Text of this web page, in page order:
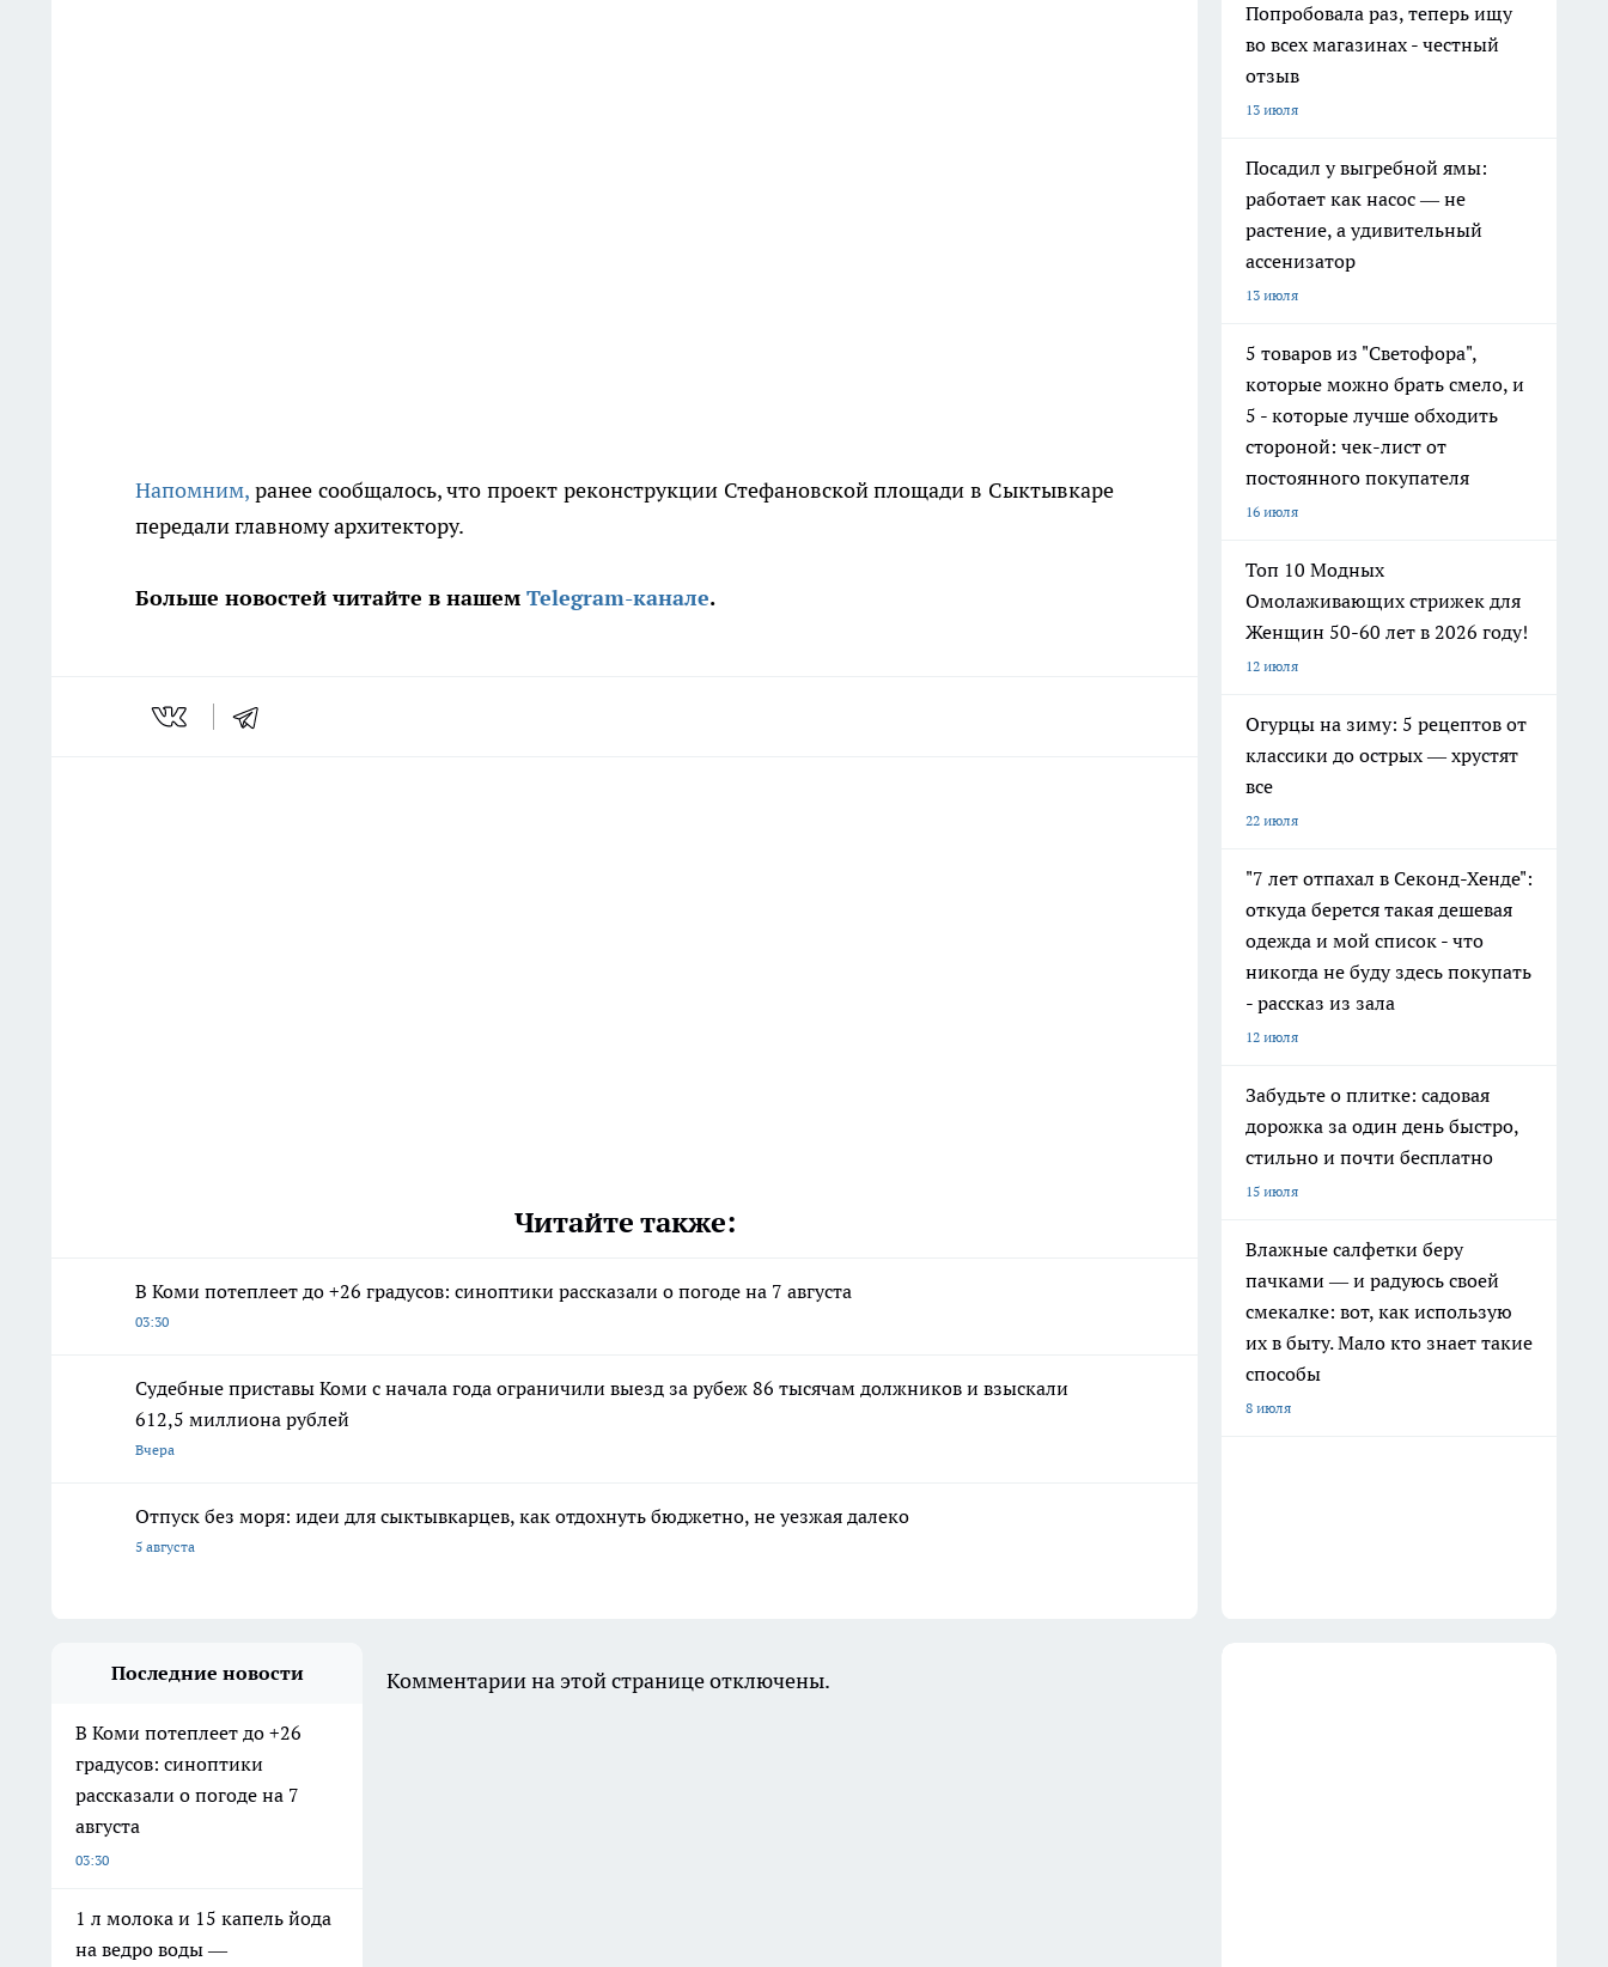
Напомним, ранее сообщалось, что проект реконструкции Стефановской площади в Сыктывкаре
передали главному архитектору.
Больше новостей читайте в нашем Telegram-канале.
Читайте также:
В Коми потеплеет до +26 градусов: синоптики рассказали о погоде на 7 августа
03:30
Судебные приставы Коми с начала года ограничили выезд за рубеж 86 тысячам должников и взыскали
612,5 миллиона рублей
Вчера
Отпуск без моря: идеи для сыктывкарцев, как отдохнуть бюджетно, не уезжая далеко
5 августа
Попробовала раз, теперь ищу
во всех магазинах - честный
отзыв
13 июля
Посадил у выгребной ямы:
работает как насос — не
растение, а удивительный
ассенизатор
13 июля
5 товаров из "Светофора",
которые можно брать смело, и
5 - которые лучше обходить
стороной: чек-лист от
постоянного покупателя
16 июля
Топ 10 Модных
Омолаживающих стрижек для
Женщин 50-60 лет в 2026 году!
12 июля
Огурцы на зиму: 5 рецептов от
классики до острых — хрустят
все
22 июля
"7 лет отпахал в Секонд-Хенде":
откуда берется такая дешевая
одежда и мой список - что
никогда не буду здесь покупать
- рассказ из зала
12 июля
Забудьте о плитке: садовая
дорожка за один день быстро,
стильно и почти бесплатно
15 июля
Влажные салфетки беру
пачками — и радуюсь своей
смекалке: вот, как использую
их в быту. Мало кто знает такие
способы
8 июля
Последние новости
В Коми потеплеет до +26
градусов: синоптики
рассказали о погоде на 7
августа
03:30
1 л молока и 15 капель йода
на ведро воды —
Комментарии на этой странице отключены.